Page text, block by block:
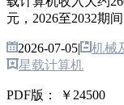
元，2026至2032期
2026-07-05| 机械
星载计算机
PDF版： ￥24500